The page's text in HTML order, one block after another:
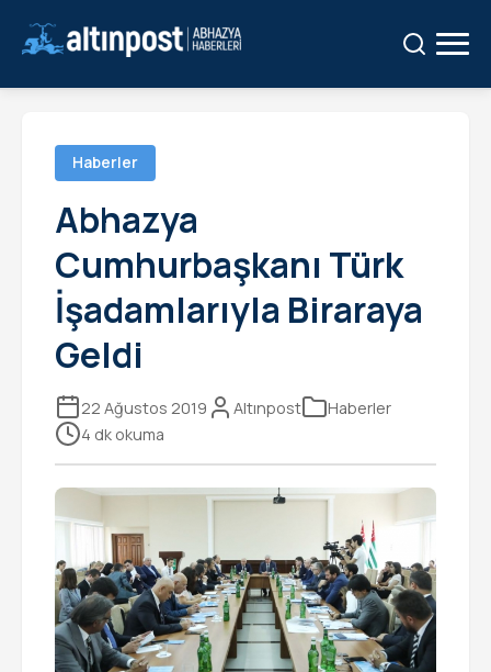
Haberler
Abhazya
Cumhurbaşkanı Türk
İşadamlarıyla Biraraya
Geldi
22 Ağustos 2019 Altınpost
Haberler
4 dk okuma